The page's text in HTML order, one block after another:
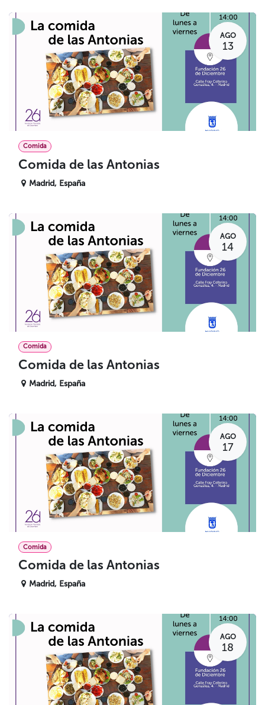
AGO
13
Comida
Comida de las Antonias
Madrid, España
AGO
14
Comida
Comida de las Antonias
Madrid, España
AGO
17
Comida
Comida de las Antonias
Madrid, España
AGO
18